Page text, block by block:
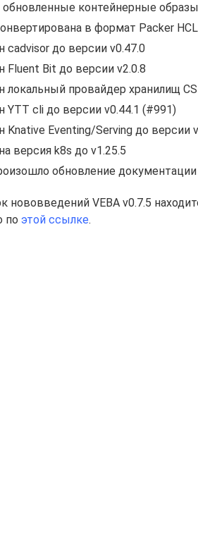
контейнерные
в формат Packer
cadvisor до версии v0.47.0
Fluent Bit до версии v2.0.8
локальный провайдер хранилищ
YTT cli до версии v0.44.1 (#991)
Knative Eventing/Serving до версии
версия k8s до v1.25.5
обновление
нововведений VEBA v0.7.5
по этой ссылке.